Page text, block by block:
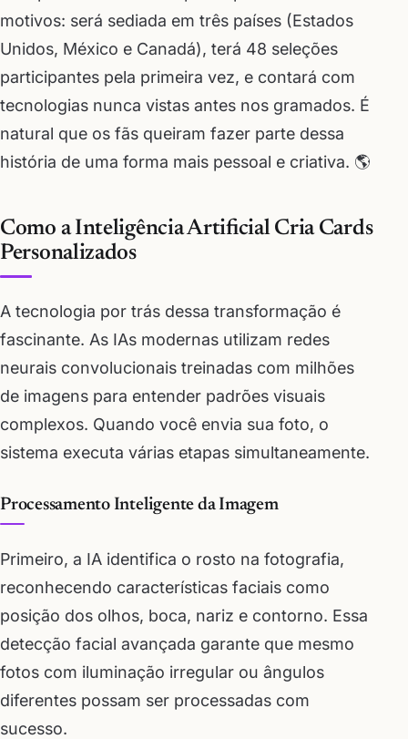
motivos: será sediada em três países (Estados
Unidos, México e Canadá), terá 48 seleções
participantes pela primeira vez, e contará com
tecnologias nunca vistas antes nos gramados. É
natural que os fãs queiram fazer parte dessa
história de uma forma mais pessoal e criativa. 🌎
Como a Inteligência Artificial Cria Cards
Personalizados
A tecnologia por trás dessa transformação é
fascinante. As IAs modernas utilizam redes
neurais convolucionais treinadas com milhões
de imagens para entender padrões visuais
complexos. Quando você envia sua foto, o
sistema executa várias etapas simultaneamente.
Processamento Inteligente da Imagem
Primeiro, a IA identifica o rosto na fotografia,
reconhecendo características faciais como
posição dos olhos, boca, nariz e contorno. Essa
detecção facial avançada garante que mesmo
fotos com iluminação irregular ou ângulos
diferentes possam ser processadas com
sucesso.